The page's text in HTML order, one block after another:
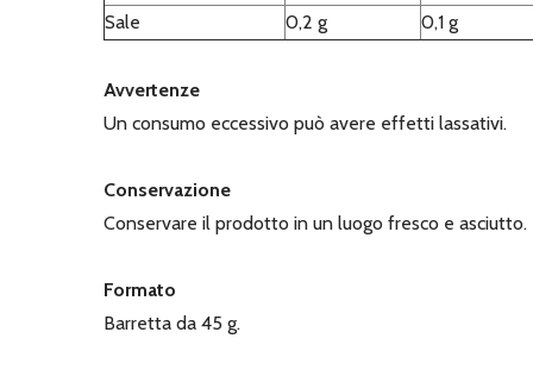
Sale
0,2 g 0,1 g
Avvertenze
Un consumo eccessivo può avere effetti lassativi.
Conservazione
Conservare il prodotto in un luogo fresco e asciutto.
Formato
Barretta da 45 g.